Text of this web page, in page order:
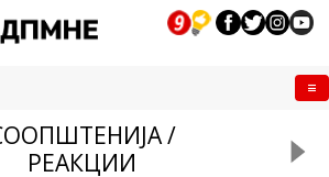
/
РЕАКЦИИ